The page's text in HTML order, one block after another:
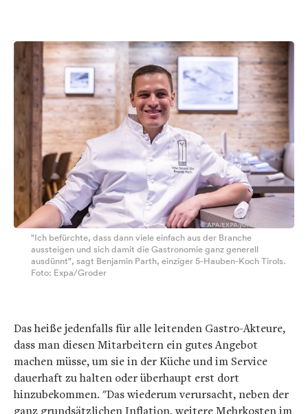
"Ich befürchte, dass dann viele einfach aus der Branche
aussteigen und sich damit die Gastronomie ganz generell
ausdünnt", sagt Benjamin Parth, einziger 5-Hauben-Koch Tirols.
Foto: Expa/Groder
Das heiße jedenfalls für alle leitenden Gastro-Akteure,
dass man diesen Mitarbeitern ein gutes Angebot
machen müsse, um sie in der Küche und im Service
dauerhaft zu halten oder überhaupt erst dort
hinzubekommen. "Das wiederum verursacht, neben der
ganz grundsätzlichen Inflation, weitere Mehrkosten im